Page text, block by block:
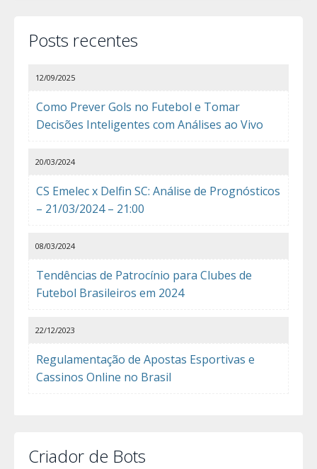
Posts recentes
Como Prever Gols no Futebol e Tomar
Decisões Inteligentes com Análises ao Vivo
12/09/2025
CS Emelec x Delfin SC: Análise de Prognósticos
– 21/03/2024 – 21:00
20/03/2024
Tendências de Patrocínio para Clubes de
Futebol Brasileiros em 2024
08/03/2024
Regulamentação de Apostas Esportivas e
Cassinos Online no Brasil
22/12/2023
Criador de Bots